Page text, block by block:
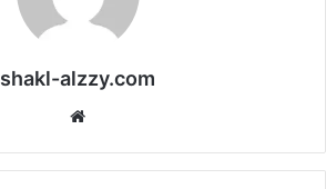
shakl-alzzy.com